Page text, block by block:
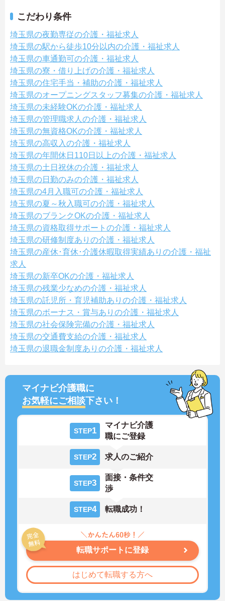
こだわり条件
埼玉県の夜勤専従の介護・福祉求人
埼玉県の駅から徒歩10分以内の介護・福祉求人
埼玉県の車通勤可の介護・福祉求人
埼玉県の寮・借り上げの介護・福祉求人
埼玉県の住宅手当・補助の介護・福祉求人
埼玉県のオープニングスタッフ募集の介護・福祉求人
埼玉県の未経験OKの介護・福祉求人
埼玉県の管理職求人の介護・福祉求人
埼玉県の無資格OKの介護・福祉求人
埼玉県の高収入の介護・福祉求人
埼玉県の年間休日110日以上の介護・福祉求人
埼玉県の土日祝休の介護・福祉求人
埼玉県の日勤のみの介護・福祉求人
埼玉県の4月入職可の介護・福祉求人
埼玉県の夏～秋入職可の介護・福祉求人
埼玉県のブランクOKの介護・福祉求人
埼玉県の資格取得サポートの介護・福祉求人
埼玉県の研修制度ありの介護・福祉求人
埼玉県の産休･育休･介護休暇取得実績ありの介護・福祉
求人
埼玉県の新卒OKの介護・福祉求人
埼玉県の残業少なめの介護・福祉求人
埼玉県の託児所・育児補助ありの介護・福祉求人
埼玉県のボーナス・賞与ありの介護・福祉求人
埼玉県の社会保険完備の介護・福祉求人
埼玉県の交通費支給の介護・福祉求人
埼玉県の退職金制度ありの介護・福祉求人
マイナビ介護職に
お気軽にご相談下さい！
STEP1
マイナビ介護
職にご登録
STEP2 求人のご紹介
STEP3
面接・条件交
渉
STEP4 転職成功！
転職サポートに登録
はじめて転職する方へ